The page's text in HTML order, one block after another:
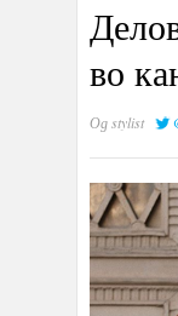
во
Одstylist